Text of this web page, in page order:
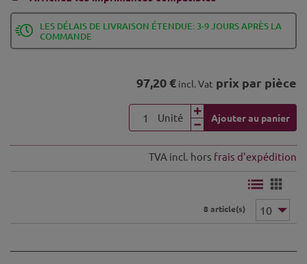
LES DÉLAIS DE LIVRAISON ÉTENDUE: 3-9 JOURS APRÈS LA
COMMANDE
97,20 € incl. Vat prix par pièce
Unité Ajouter au panier
TVA incl. hors frais d'expédition
8 article(s)